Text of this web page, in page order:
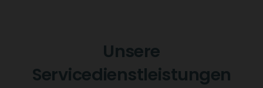
Unsere
Servicedienstleistungen